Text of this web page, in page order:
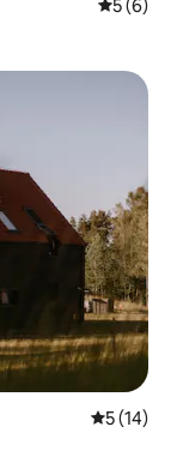
5 (6)
5 (14)